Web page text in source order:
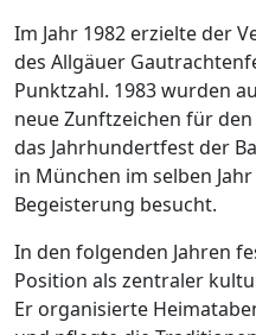
Im Jahr 1982 erzielte der
des Allgäuer
Punktzahl. 1983 wurden
neue Zunftzeichen für
das Jahrhundertfest der
in München im selben
Begeisterung besucht.
In den folgenden Jahren
Position als zentraler
Er organisierte